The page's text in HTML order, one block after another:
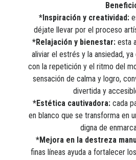
*Inspiración y creatividad:
déjate llevar por el proceso
*Relajación y bienestar: esta
aliviar el estrés y la ansiedad,
con la repetición y el ritmo del
sensación de calma y logro,
divertida y
*Estética cautivadora: cada
en blanco que se transforma en
digna de
*Mejora en la destreza
finas líneas ayuda a fortalecer